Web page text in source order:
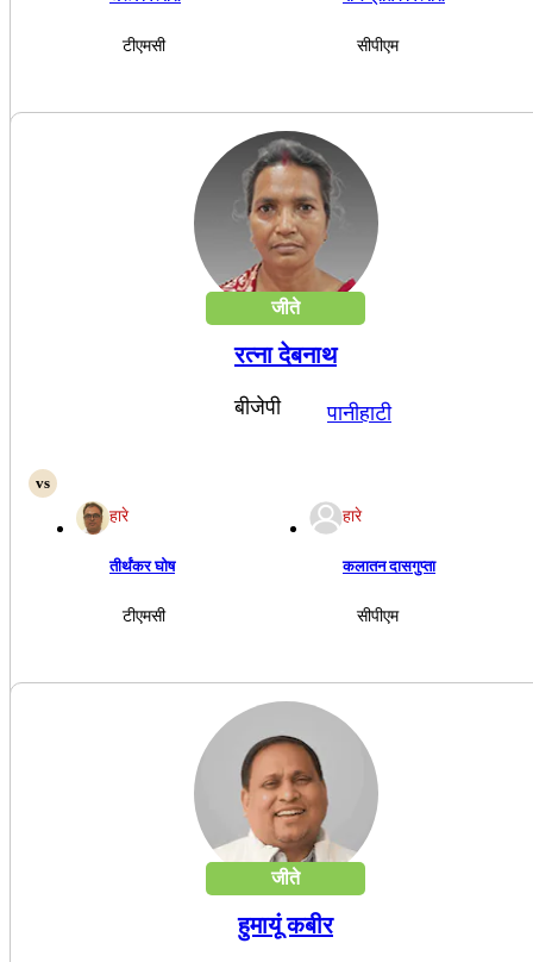
टीएमसी सीपीएम
जीते
रत्ना देबनाथ
बीजेपी पानीहाटी
हारे
तीर्थंकर घोष
टीएमसी
हारे
कलातन दासगुप्ता
सीपीएम
जीते
हुमायूं कबीर